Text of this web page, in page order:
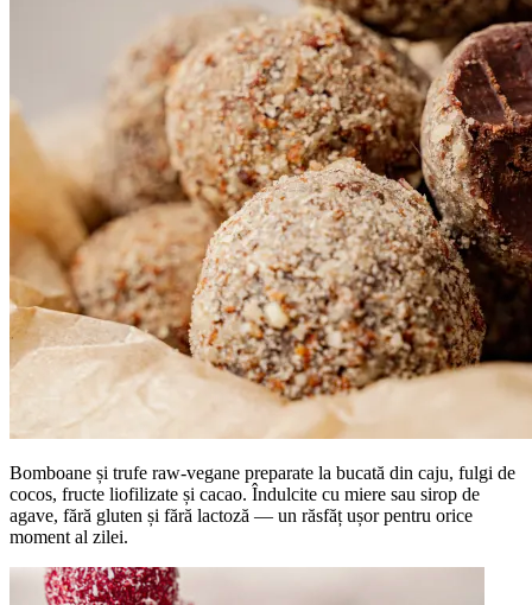
Bomboane și trufe raw-vegane preparate la bucată din caju, fulgi de
cocos, fructe liofilizate și cacao. Îndulcite cu miere sau sirop de
agave, fără gluten și fără lactoză — un răsfăț ușor pentru orice
moment al zilei.